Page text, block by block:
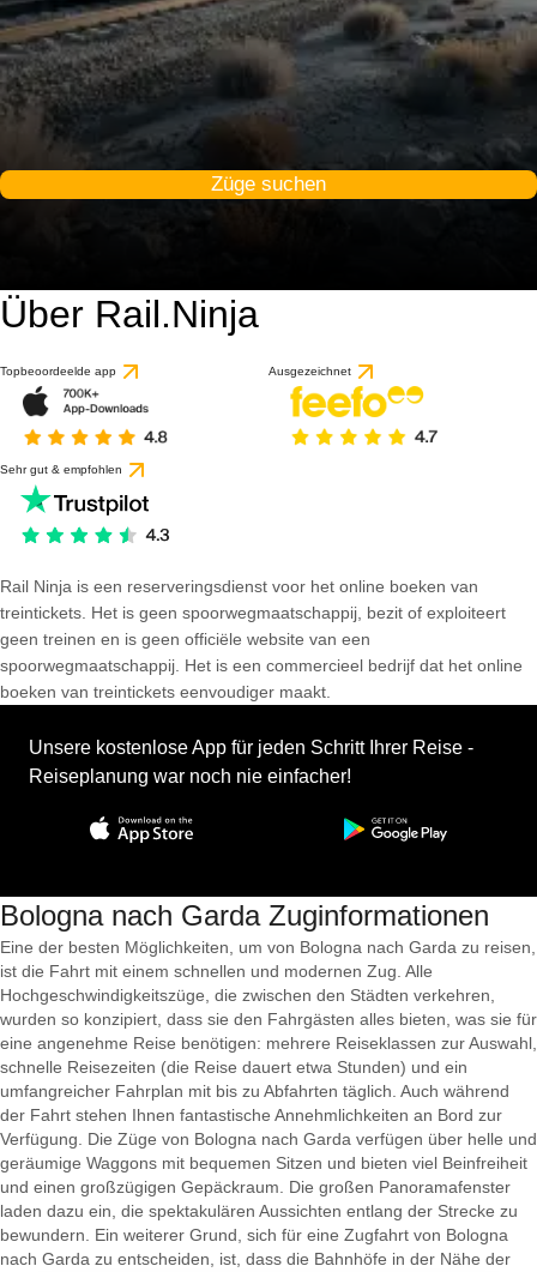
Züge suchen
Über Rail.Ninja
Topbeoordeelde app Ausgezeichnet
Sehr gut & empfohlen
Rail Ninja is een reserveringsdienst voor het online boeken van
treintickets. Het is geen spoorwegmaatschappij, bezit of exploiteert
geen treinen en is geen officiële website van een
spoorwegmaatschappij. Het is een commercieel bedrijf dat het online
boeken van treintickets eenvoudiger maakt.
Unsere kostenlose App für jeden Schritt Ihrer Reise -
Reiseplanung war noch nie einfacher!
Bologna nach Garda Zuginformationen
Eine der besten Möglichkeiten, um von Bologna nach Garda zu reisen,
ist die Fahrt mit einem schnellen und modernen Zug. Alle
Hochgeschwindigkeitszüge, die zwischen den Städten verkehren,
wurden so konzipiert, dass sie den Fahrgästen alles bieten, was sie für
eine angenehme Reise benötigen: mehrere Reiseklassen zur Auswahl,
schnelle Reisezeiten (die Reise dauert etwa Stunden) und ein
umfangreicher Fahrplan mit bis zu Abfahrten täglich. Auch während
der Fahrt stehen Ihnen fantastische Annehmlichkeiten an Bord zur
Verfügung. Die Züge von Bologna nach Garda verfügen über helle und
geräumige Waggons mit bequemen Sitzen und bieten viel Beinfreiheit
und einen großzügigen Gepäckraum. Die großen Panoramafenster
laden dazu ein, die spektakulären Aussichten entlang der Strecke zu
bewundern. Ein weiterer Grund, sich für eine Zugfahrt von Bologna
nach Garda zu entscheiden, ist, dass die Bahnhöfe in der Nähe der